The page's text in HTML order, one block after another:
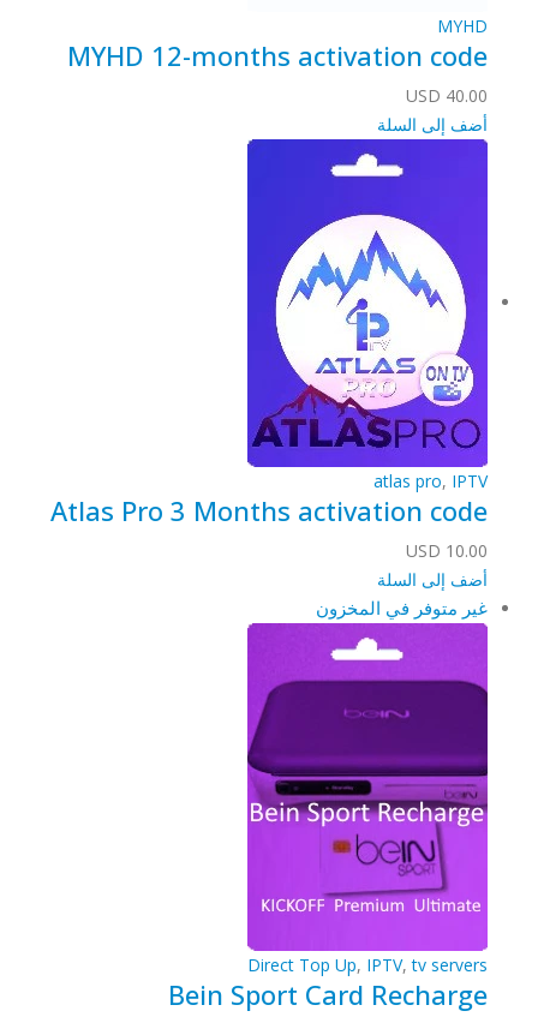
MYHD
MYHD 12-months activation code
USD 40.00
أضف إلى السلة
atlas pro, IPTV
Atlas Pro 3 Months activation code
USD 10.00
أضف إلى السلة
غير متوفر في المخزون
Direct Top Up, IPTV,tv servers
Bein Sport Card Recharge